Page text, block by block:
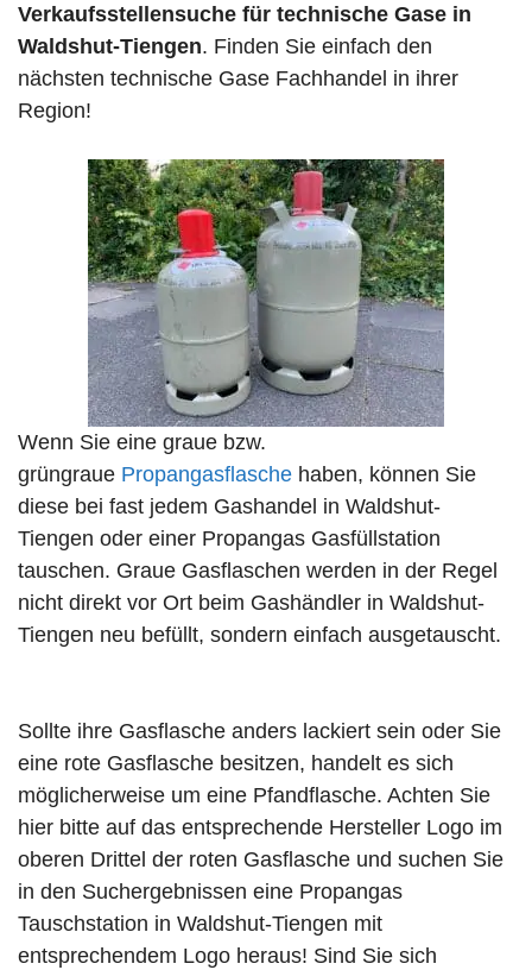
Verkaufsstellensuche für technische Gase in
Waldshut-Tiengen. Finden Sie einfach den
nächsten technische Gase Fachhandel in ihrer
Region!
Wenn Sie eine graue bzw.
grüngraue Propangasflasche haben, können Sie
diese bei fast jedem Gashandel in Waldshut-
Tiengen oder einer Propangas Gasfüllstation
tauschen. Graue Gasflaschen werden in der Regel
nicht direkt vor Ort beim Gashändler in Waldshut-
Tiengen neu befüllt, sondern einfach ausgetauscht.
Sollte ihre Gasflasche anders lackiert sein oder Sie
eine rote Gasflasche besitzen, handelt es sich
möglicherweise um eine Pfandflasche. Achten Sie
hier bitte auf das entsprechende Hersteller Logo im
oberen Drittel der roten Gasflasche und suchen Sie
in den Suchergebnissen eine Propangas
Tauschstation in Waldshut-Tiengen mit
entsprechendem Logo heraus! Sind Sie sich